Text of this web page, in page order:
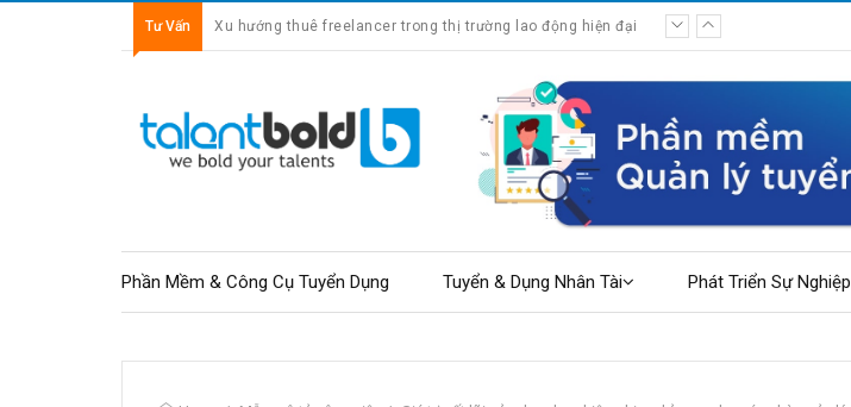
Tư Vấn Xu hướng thuê freelancer trong thị trường lao động hiện đại
Phần Mềm & Công Cụ Tuyển Dụng Tuyển & Dụng Nhân Tài Phát Triển Sự Nghiệp